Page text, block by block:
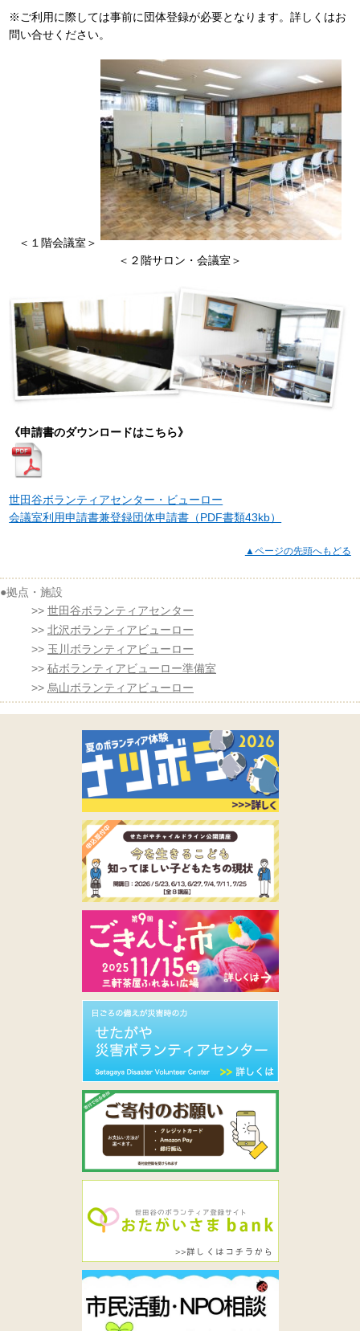
※ご利用に際しては事前に団体登録が必要となります。詳しくはお
問い合せください。
＜１階会議室＞
＜２階サロン・会議室＞
《申請書のダウンロードはこちら》
世田谷ボランティアセンター・ビューロー
会議室利用申請書兼登録団体申請書（PDF書類43kb）
▲ページの先頭へもどる
世田谷ボランティアセンター
北沢ボランティアビューロー
玉川ボランティアビューロー
砧ボランティアビューロー準備室
烏山ボランティアビューロー